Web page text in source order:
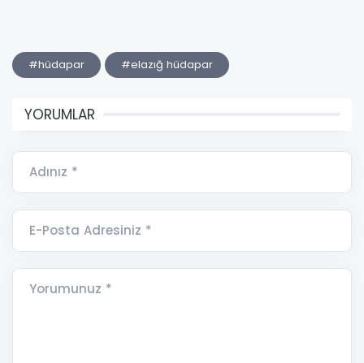
#hüdapar #elazığ hüdapar
YORUMLAR
Adınız *
E-Posta Adresiniz *
Yorumunuz *